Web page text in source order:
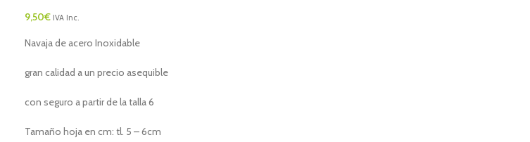
9,50€ IVA Inc.
Navaja de acero Inoxidable
gran calidad a un precio asequible
con seguro a partir de la talla 6
Tamaño hoja en cm: tl. 5 – 6cm